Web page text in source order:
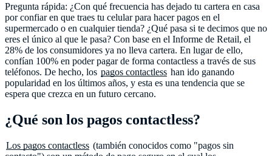
Pregunta rápida: ¿Con qué frecuencia has dejado tu cartera en casa
por confiar en que traes tu celular para hacer pagos en el
supermercado o en cualquier tienda? ¿Qué pasa si te decimos que no
eres el único al que le pasa? Con base en el Informe de Retail, el
28% de los consumidores ya no lleva cartera. En lugar de ello,
confían 100% en poder pagar de forma contactless a través de sus
teléfonos. De hecho, los pagos contactless han ido ganando
popularidad en los últimos años, y esta es una tendencia que se
espera que crezca en un futuro cercano.
¿Qué son los pagos contactless?
Los pagos contactless (también conocidos como "pagos sin